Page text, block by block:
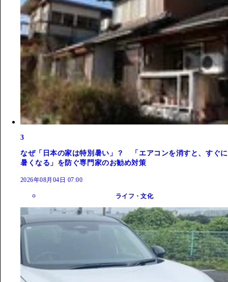
3
なぜ「日本の家は特別暑い」？ 「エアコンを消すと、すぐに
暑くなる」を防ぐ専門家のお勧め対策
2026年08月04日 07:00
ライフ・文化